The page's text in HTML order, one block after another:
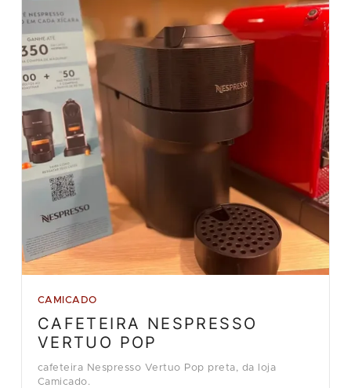
CAMICADO
CAFETEIRA NESPRESSO
VERTUO POP
cafeteira Nespresso Vertuo Pop preta, da loja
Camicado.